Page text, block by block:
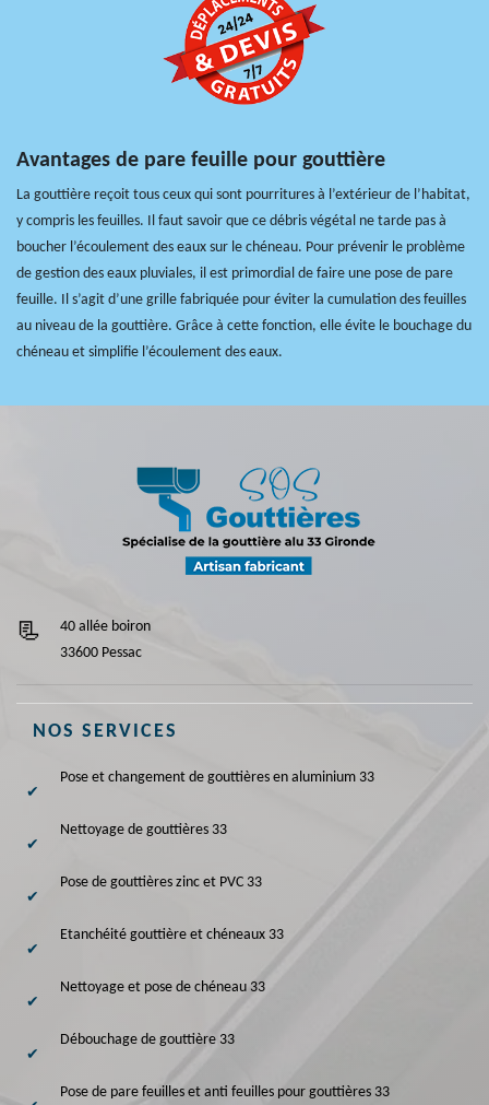
Avantages de pare feuille pour gouttière
La gouttière reçoit tous ceux qui sont pourritures à l’extérieur de l’habitat,
y compris les feuilles. Il faut savoir que ce débris végétal ne tarde pas à
boucher l’écoulement des eaux sur le chéneau. Pour prévenir le problème
de gestion des eaux pluviales, il est primordial de faire une pose de pare
feuille. Il s’agit d’une grille fabriquée pour éviter la cumulation des feuilles
au niveau de la gouttière. Grâce à cette fonction, elle évite le bouchage du
chéneau et simplifie l’écoulement des eaux.
40 allée boiron
33600 Pessac
NOS SERVICES
Pose et changement de gouttières en aluminium 33
Nettoyage de gouttières 33
Pose de gouttières zinc et PVC 33
Etanchéité gouttière et chéneaux 33
Nettoyage et pose de chéneau 33
Débouchage de gouttière 33
Pose de pare feuilles et anti feuilles pour gouttières 33